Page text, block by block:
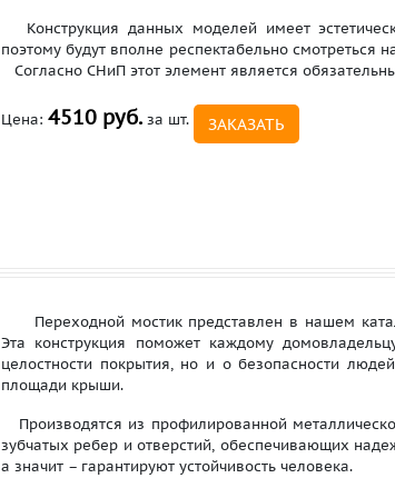
Конструкция данных моделей имеет
поэтому будут вполне респектабельно смотреться
Согласно СНиП этот элемент является
Цена: 4510 руб. за шт. ЗАКАЗАТЬ
Переходной мостик представлен в нашем
Эта конструкция поможет каждому
целостности покрытия, но и о безопасности
площади крыши.
Производятся из профилированной
зубчатых ребер и отверстий, обеспечивающих
а значит – гарантируют устойчивость человека.